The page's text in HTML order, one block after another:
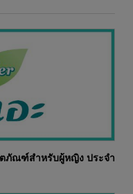
ตภัณฑ์สำหรับผู้หญิง ประจำ